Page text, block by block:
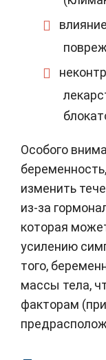
Особого
изменить
из-за
которая
усилению
того,
массы тела,
факторам